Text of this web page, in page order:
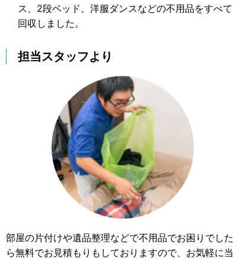
ス、2段ベッド、洋服ダンスなどの不用品をすべて
回収しました。
担当スタッフより
部屋の片付けや遺品整理などで不用品でお困りでした
ら無料でお見積もりもしておりますので、お気軽に当